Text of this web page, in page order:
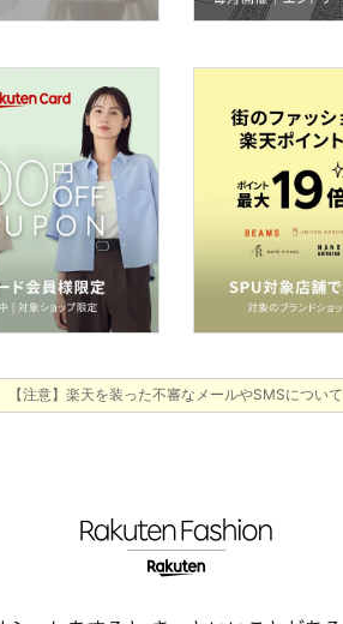
【注意】楽天を装った不審なメールやSMSについて